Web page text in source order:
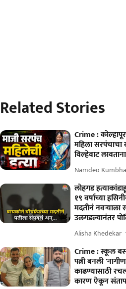
Related Stories
Crime :
महिला
विल्हेवाट
Namdeo
लोहगड
१९ वर्षाच्या
मदतीनं
उलगडल्यानंतर
Alisha Khedekar
Crime : स्कूल
पत्नी बनली
काढण्यासाठी
कारण ऐकून